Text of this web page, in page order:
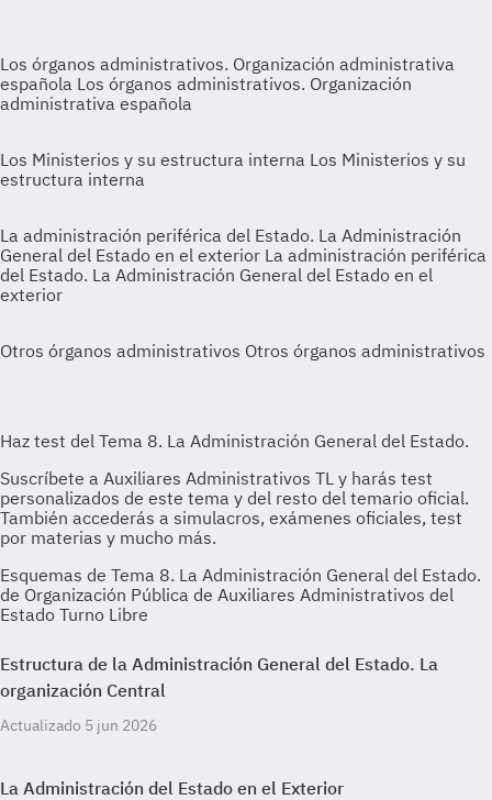
Los órganos administrativos. Organización administrativa
española Los órganos administrativos. Organización
administrativa española
Los Ministerios y su estructura interna Los Ministerios y su
estructura interna
La administración periférica del Estado. La Administración
General del Estado en el exterior La administración periférica
del Estado. La Administración General del Estado en el
exterior
Otros órganos administrativos Otros órganos administrativos
Esquemas de Tema 8. La Administración General del Estado.
de Organización Pública de Auxiliares Administrativos del
Estado Turno Libre
Estructura de la Administración General del Estado. La
organización Central
Actualizado 5 jun 2026
La Administración del Estado en el Exterior